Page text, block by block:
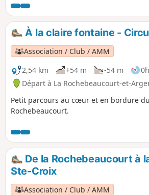
l'église d'Argentine et son passé
errance sur l'empreinte de l'ancienne
Angoulême - Marmande, vous mènera
taillis sur le plateau calcaire en
d'aviation, avant de basculer sur un
fait face à la Nizonne et rejoint le village.
À la claire fontaine -
Association / Club / AMM
2,54 km
+54 m -54 m
Départ à La Rochebeaucourt-et-
Petit parcours au cœur et en bordure
Rochebeaucourt.
De la Rochebeaucourt à
Ste-Croix
Association / Club / AMM